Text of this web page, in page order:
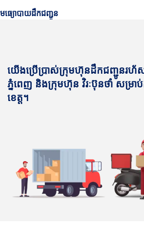
មធ្យោបាយដឹកជញ្ជូន
យើងប្រើប្រាស់ក្រុមហ៊ុនដឹកជញ្ជូនរហ័
ភ្នំពេញ និងក្រុមហ៊ុន វិរៈប៊ុនថាំ សម្រា
ខេត្ត។